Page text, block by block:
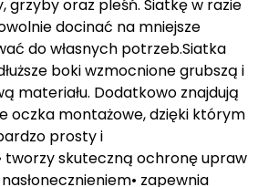
grzyby oraz pleśń. Siatkę w razie
docinać na mniejsze
do własnych potrzeb.Siatka
boki wzmocnione grubszą i
materiału. Dodatkowo znajdują
oczka montażowe, dzięki którym
prosty i
tworzy skuteczną ochronę upraw
zapewnia